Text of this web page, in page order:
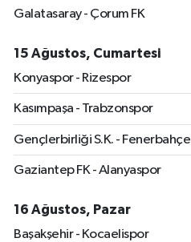
Galatasaray - Çorum FK
15 Ağustos, Cumartesi
Konyaspor - Rizespor
Kasımpaşa - Trabzonspor
Gençlerbirliği S.K. - Fenerbahçe
Gaziantep FK - Alanyaspor
16 Ağustos, Pazar
Başakşehir - Kocaelispor